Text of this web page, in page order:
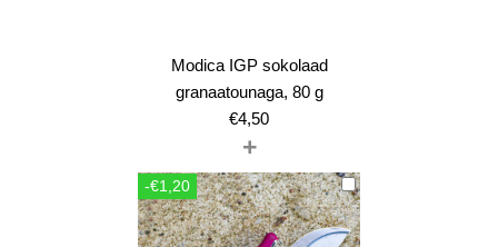
Modica IGP sokolaad
granaatounaga, 80 g
€4,50
+
-€1,20